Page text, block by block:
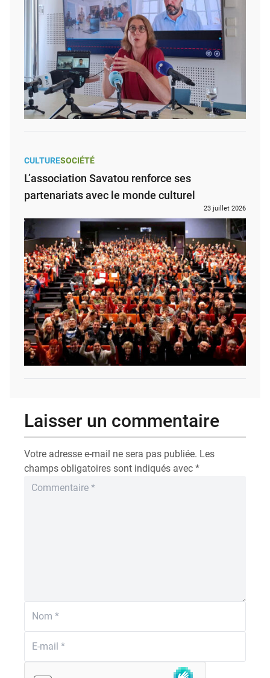
CULTURESOCIÉTÉ
L’association Savatou renforce ses
partenariats avec le monde culturel
23 juillet 2026
Laisser un commentaire
Votre adresse e-mail ne sera pas publiée. Les
champs obligatoires sont indiqués avec *